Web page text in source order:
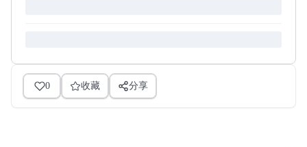
0 收藏 分享